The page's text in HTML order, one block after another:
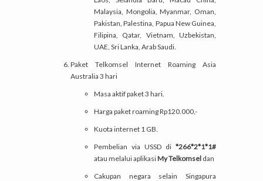
Malaysia, Mongolia, Myanmar, Oman,
Pakistan, Palestina, Papua New Guinea,
Filipina, Qatar, Vietnam, Uzbekistan,
UAE, Sri Lanka, Arab Saudi.
Paket Telkomsel Internet Roaming Asia
Australia 3 hari
Masa aktif paket 3 hari.
Harga paket roaming Rp120.000,-
Kuota internet 1 GB.
Pembelian via USSD di *266*2*1*1#
atau melalui aplikasiMy Telkomsel dan
Cakupan negara selain Singapura